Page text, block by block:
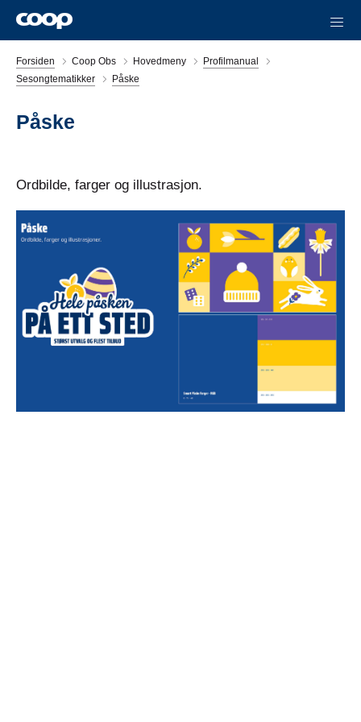
Forsiden Coop Obs Hovedmeny
Profilmanual
Sesongtematikker
Påske
Påske
Ordbilde, farger og illustrasjon.